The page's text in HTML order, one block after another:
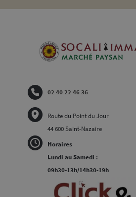
Horaires
Lundi au Samedi :
09h30-13h/14h30-19h
02 40 22 46 36
Route du Point du Jour
44 600 Saint-Nazaire